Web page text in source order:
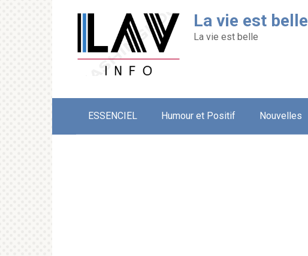
La vie est belle
La vie est belle
ESSENCIEL Humour et Positif Nouvelles